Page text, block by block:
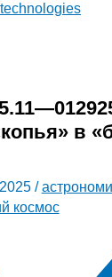
в
/
космос